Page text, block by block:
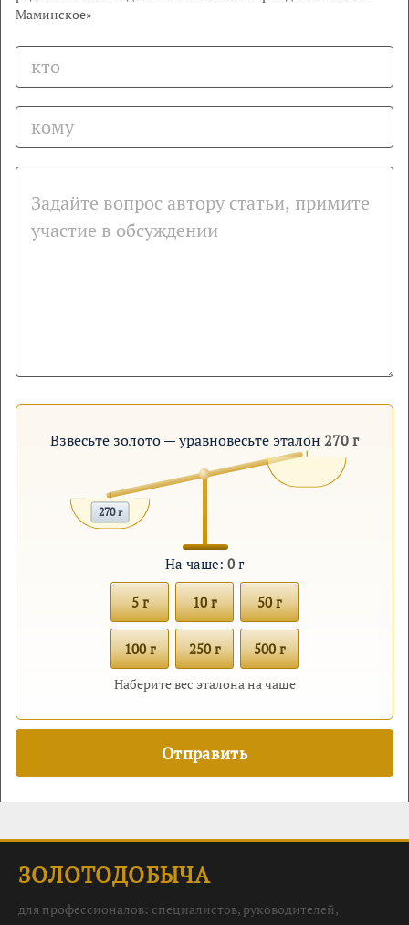
Маминское»
Взвесьте золото — уравновесьте эталон 270 г
270 г
На чаше: 0 г
5 г 10 г 50 г
100 г 250 г 500 г
Наберите вес эталона на чаше
ЗОЛОТОДОБЫЧА
для профессионалов: специалистов, руководителей,